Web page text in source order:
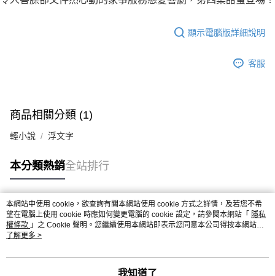
顯示電腦版詳細說明
客服
商品相關分類 (1)
輕小說 浮文字
本分類熱銷全站排行
熱門標籤
本網站中使用 cookie，欲查詢有關本網站使用 cookie 方式之詳情，及若您不希
望在電腦上使用 cookie 時應如何變更電腦的 cookie 設定，請參閱本網站「 隱私
權條款 」之 Cookie 聲明。您繼續使用本網站即表示您同意本公司得按本網站使
用條款之 Cookie 聲明使用 cookie。
了解更多 >
我知道了